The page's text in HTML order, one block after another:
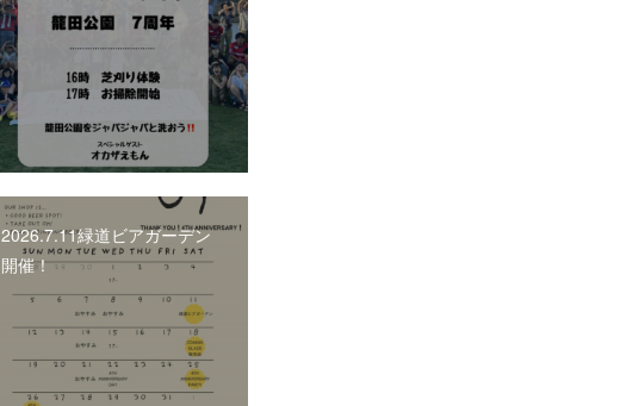
2026.7.11緑道ビアガーデン
開催！